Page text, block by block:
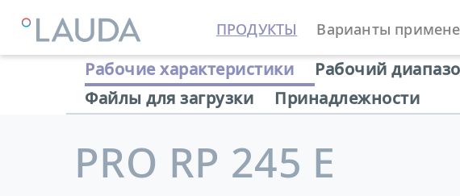
ПРОДУКТЫ Варианты
LAUDA Термостатирующие устройства Термостаты
PRO RP 245 E
Рабочие характеристики Рабочий
Файлы для загрузки
Принадлежности